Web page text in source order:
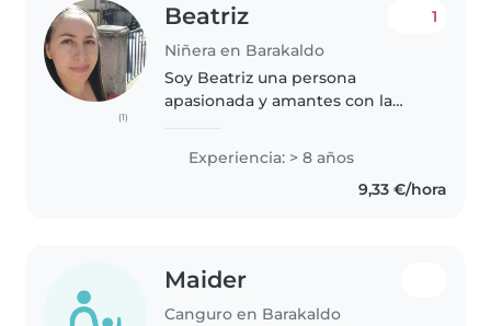
(1)
Beatriz
Niñera en Barakaldo
1
Soy Beatriz una persona
apasionada y amantes con la
disfruto la tarea de cuidar niños y
niñas, desde mi niñez mi
sueñopor era ser profesora, es así
Experiencia: > 8 años
9,33 €/hora
Maider
Canguro en Barakaldo